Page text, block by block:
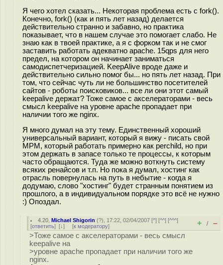
Я чего хотел сказать... Некоторая проблема есть с fork().
Конечно, fork() (как и пять лет назад) делается
действительно странно и забавно, но практика
показывает, что в нашем случае это помогает слабо. Не
знаю как в твоей практике, а я с форком так и не смог
заставить работать адекватно apache. 15qps для него
предел, на котором он начинает заниматься
самодиспетчеризацией. KeepAlive вроде даже и
действительно сильно помог бы... но пять лет назад. При
том, что сейчас чуть ли не большинство посетителей
сайтов - роботы поисковиков... все ли они этот самый
keepalive держат? Тоже самое с акселераторами - весь
смысл keepalive на уровне apache пропадает при
наличии того же nginx.
Я много думал на эту тему. Единственный хороший
универсальный вариант, который я вижу - писать свой
MPM, который работать примерно как perchild, но при
этом держать в запасе только те процессы, к которым
часто обращаются. Туда же можно воткнуть систему
всяких ренайсов и т.п. Но пока я думал, хостинг как
отрасль повернулась на путь в небытие - когда я
додумаю, слово "хостинг" будет странным понятием из
прошлого, а в индивидуальном порядке это всё не нужно
:) Опоздал.
4.20 ,Michael Shigorin (?), 17:22, 02/04/2007 [^] [^^] [^^^]
[ответить] [↓] [к модератору] + / –
>Тоже самое с акселераторами - весь смысл
keepalive на
>уровне apache пропадает при наличии того же
nginx.